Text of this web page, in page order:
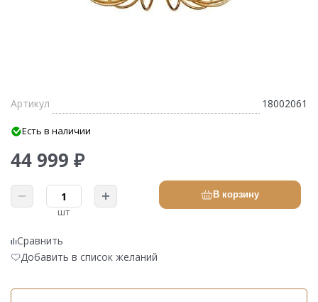
Артикул 18002061
Есть в наличии
44 999 ₽
шт
В корзину
Сравнить
Добавить в список желаний